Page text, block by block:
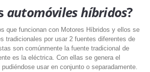
automóviles híbridos?
que funcionan con Motores Híbridos y ellos se
tradicionales por usar 2 fuentes diferentes de
son comúnmente la fuente tradicional de
es la eléctrica. Con ellas se genera el
usar en conjunto o separadamente.